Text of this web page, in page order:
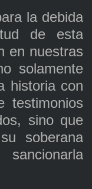
la debida
de esta
en nuestras
solamente
historia con
testimonios
sino que
soberana